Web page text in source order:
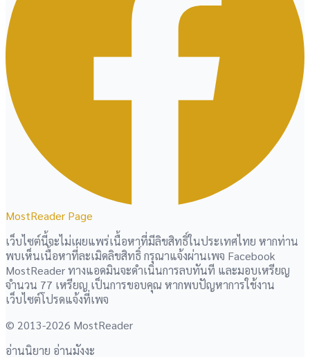
MostReader Page
เว็บไซต์นี้จะไม่เผยแพร่เนื้อหาที่มีลิขสิทธิ์ในประเทศไทย หากท่าน
พบเห็นเนื้อหาที่ละเมิดลิขสิทธิ์ กรุณาแจ้งผ่านเพจ Facebook
MostReader ทางแอดมินจะดำเนินการลบทันที และมอบเหรียญ
จำนวน 77 เหรียญ เป็นการขอบคุณ หากพบปัญหาการใช้งาน
เว็บไซต์โปรดแจ้งที่เพจ
© 2013-2026 MostReader
อ่านนิยาย อ่านมังงะ